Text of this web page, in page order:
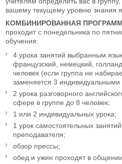
вашему текущему уровню знания
КОМБИНИРОВАННАЯ
проходит с понедельника по
обучения:
4 урока занятий выбранным
французский, немецкий,
человек (если группа не
заменяется 3 индивидуальными
2 урока разговорного
сфере в группе до 8 человек;
1 или 2 индивидуальных урока;
1 урок самостоятельных
преподавателя;
обзор прессы;
обед и ужин проходят в